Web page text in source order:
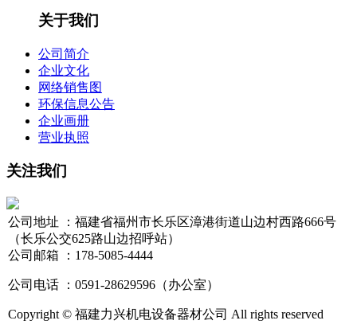
关于我们
公司简介
企业文化
网络销售图
环保信息公告
企业画册
营业执照
关注我们
公司地址 ：福建省福州市长乐区漳港街道山边村西路666号
（长乐公交625路山边招呼站）
公司邮箱 ：178-5085-4444
公司电话 ：0591-28629596（办公室）
Copyright © 福建力兴机电设备器材公司 All rights reserved